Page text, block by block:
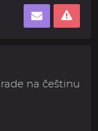
na češtinu